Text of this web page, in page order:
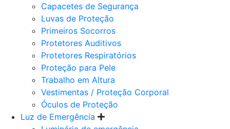
Capacetes de Segurança
Luvas de Proteção
Primeiros Socorros
Protetores Auditivos
Protetores Respiratórios
Proteção para Pele
Trabalho em Altura
Vestimentas / Proteção Corporal
Óculos de Proteção
Luz de Emergência